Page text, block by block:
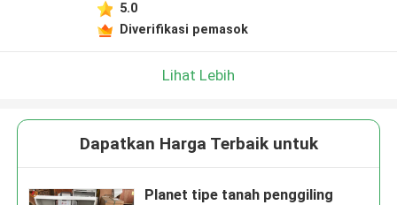
5.0
Diverifikasi pemasok
Lihat Lebih
Dapatkan Harga Terbaik untuk
Planet tipe tanah penggiling